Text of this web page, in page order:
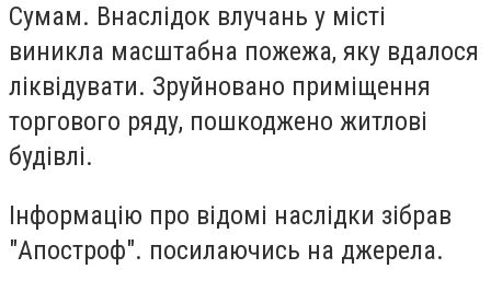
Сумам. Внаслідок влучань у місті
виникла масштабна пожежа, яку вдалося
ліквідувати. Зруйновано приміщення
торгового ряду, пошкоджено житлові
будівлі.
Інформацію про відомі наслідки зібрав
"Апостроф". посилаючись на джерела.